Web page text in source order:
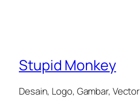
Stupid Monkey
Desain, Logo, Gambar, Vector